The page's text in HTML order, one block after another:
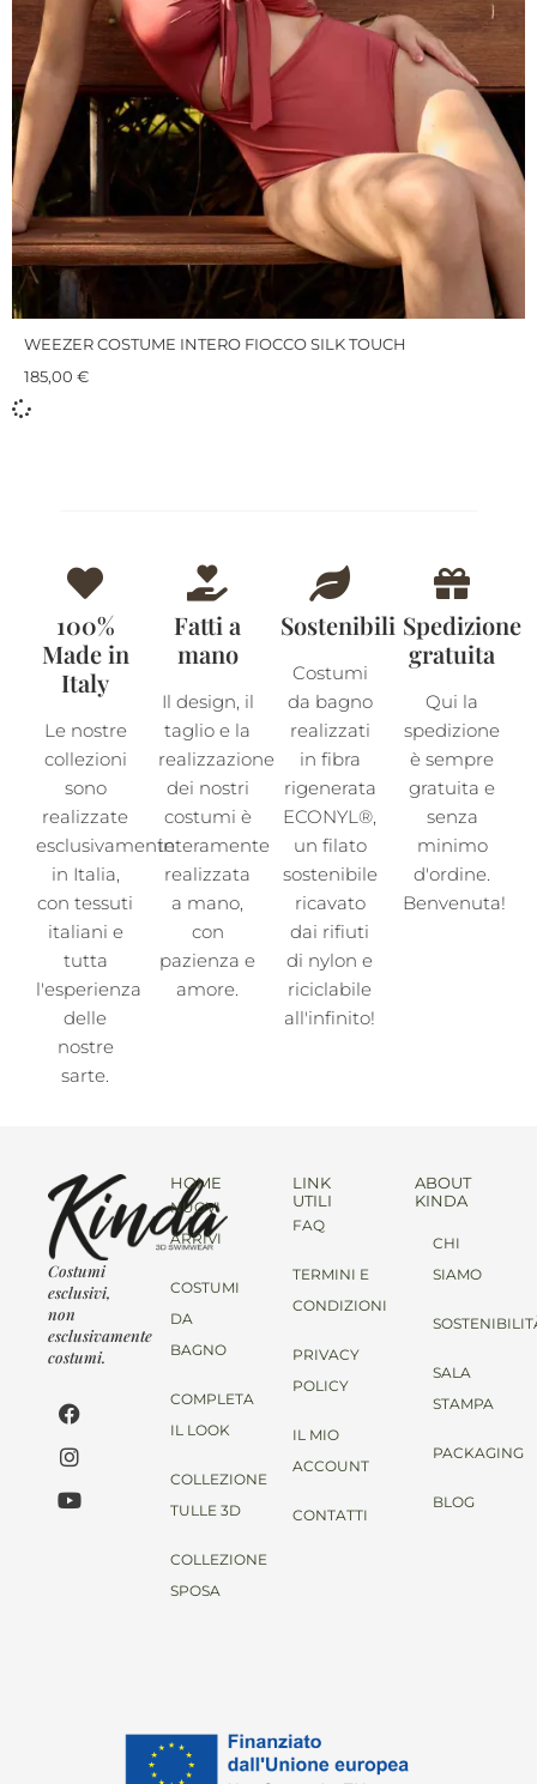
WEEZER COSTUME INTERO FIOCCO SILK TOUCH
185,00 €
100%
Made in
Italy
Le nostre
collezioni
sono
realizzate
esclusivamente
in Italia,
con tessuti
italiani e
tutta
l'esperienza
delle
nostre
sarte.
Fatti a
mano
Il design, il
taglio e la
realizzazione
dei nostri
costumi è
interamente
realizzata
a mano,
con
pazienza e
amore.
Sostenibili
Costumi
da bagno
realizzati
in fibra
rigenerata
ECONYL®,
un filato
sostenibile
ricavato
dai rifiuti
di nylon e
riciclabile
all'infinito!
Spedizione
gratuita
Qui la
spedizione
è sempre
gratuita e
senza
minimo
d'ordine.
Benvenuta!
Costumi
esclusivi,
non
esclusivamente
costumi.
HOME
NUOVI
ARRIVI
COSTUMI
DA
BAGNO
COMPLETA
IL LOOK
COLLEZIONE
TULLE 3D
COLLEZIONE
SPOSA
LINK
UTILI
FAQ
TERMINI E
CONDIZIONI
PRIVACY
POLICY
IL MIO
ACCOUNT
CONTATTI
ABOUT
KINDA
CHI
SIAMO
SALA
STAMPA
PACKAGING
BLOG